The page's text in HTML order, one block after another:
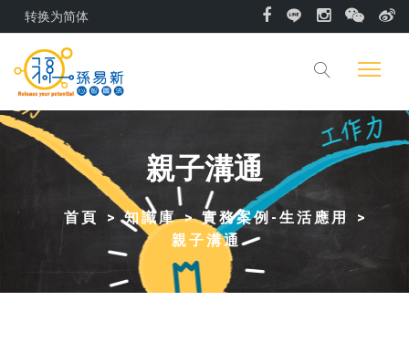
转换为简体
親子溝通
首頁 知識庫
實務案例-生活應用
親子溝通